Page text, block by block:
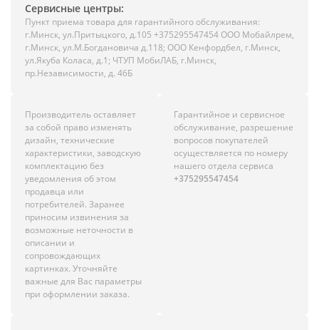
Сервисные центры:
Пункт приема товара для гарантийного обслуживания:
г.Минск, ул.Притыцкого, д.105 +375295547454 ООО Мобайлрем,
г.Минск, ул.М.Богдановича д.118; ООО Кенфордбел, г.Минск,
ул.Якуба Коласа, д.1; ЧТУП МобиЛАБ, г.Минск,
пр.Независимости, д. 46Б
Производитель оставляет
за собой право изменять
дизайн, технические
характеристики, заводскую
комплектацию без
уведомления об этом
продавца или
потребителей. Заранее
приносим извинения за
возможные неточности в
описании и
сопровождающих
картинках. Уточняйте
важные для Вас параметры
при оформлении заказа.
Гарантийное и сервисное
обслуживание, разрешение
вопросов покупателей
осуществляется по номеру
нашего отдела сервиса
+375295547454